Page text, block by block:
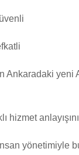
Ankaradaki yeni
hizmet
yönetimiyle